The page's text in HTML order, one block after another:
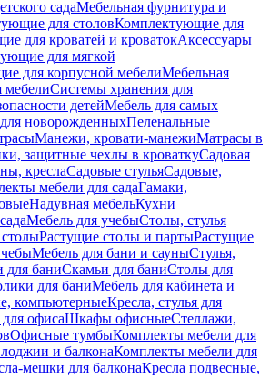
садаМебельная фурнитура и
для столовКомплектующие для
для кроватей и кроватокАксессуары
для мягкой
для корпусной мебелиМебельная
мебелиСистемы хранения для
детейМебель для самых
новорожденныхПеленальные
Манежи, кровати-манежиМатрасы в
защитные чехлы в кроваткуСадовая
креслаСадовые стульяСадовые,
мебели для садаГамаки,
Надувная мебельКухни
Мебель для учебыСтолы, стулья
Растущие столы и партыРастущие
Мебель для бани и сауныСтулья,
для баниСкамьи для баниСтолы для
для баниМебель для кабинета и
компьютерныеКресла, стулья для
офисаШкафы офисныеСтеллажи,
Офисные тумбыКомплекты мебели для
и балконаКомплекты мебели для
мешки для балконаКресла подвесные,